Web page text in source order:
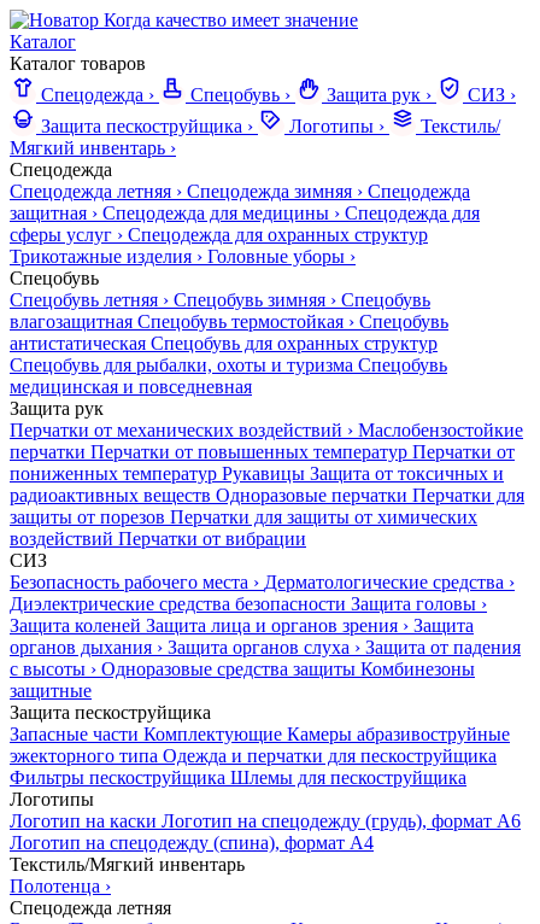
Когда качество имеет значение
Каталог
Каталог товаров
Спецодежда › Спецобувь › Защита рук › СИЗ ›
Защита пескоструйщика › Логотипы ›
Текстиль/
Мягкий инвентарь ›
Спецодежда
Спецодежда летняя › Спецодежда зимняя › Спецодежда
защитная › Спецодежда для медицины › Спецодежда для
сферы услуг › Спецодежда для охранных структур
Трикотажные изделия › Головные уборы ›
Спецобувь
Спецобувь летняя › Спецобувь зимняя › Спецобувь
влагозащитная Спецобувь термостойкая › Спецобувь
антистатическая Спецобувь для охранных структур
Спецобувь для рыбалки, охоты и туризма Спецобувь
медицинская и повседневная
Защита рук
Перчатки от механических воздействий › Маслобензостойкие
перчатки Перчатки от повышенных температур Перчатки от
пониженных температур Рукавицы Защита от токсичных и
радиоактивных веществ Одноразовые перчатки Перчатки для
защиты от порезов Перчатки для защиты от химических
воздействий Перчатки от вибрации
СИЗ
Безопасность рабочего места › Дерматологические средства ›
Диэлектрические средства безопасности Защита головы ›
Защита коленей Защита лица и органов зрения › Защита
органов дыхания › Защита органов слуха › Защита от падения
с высоты › Одноразовые средства защиты Комбинезоны
защитные
Защита пескоструйщика
Запасные части Комплектующие Камеры абразивоструйные
эжекторного типа Одежда и перчатки для пескоструйщика
Фильтры пескоструйщика Шлемы для пескоструйщика
Логотипы
Логотип на каски Логотип на спецодежду (грудь), формат А6
Логотип на спецодежду (спина), формат А4
Текстиль/Мягкий инвентарь
Полотенца ›
Спецодежда летняя